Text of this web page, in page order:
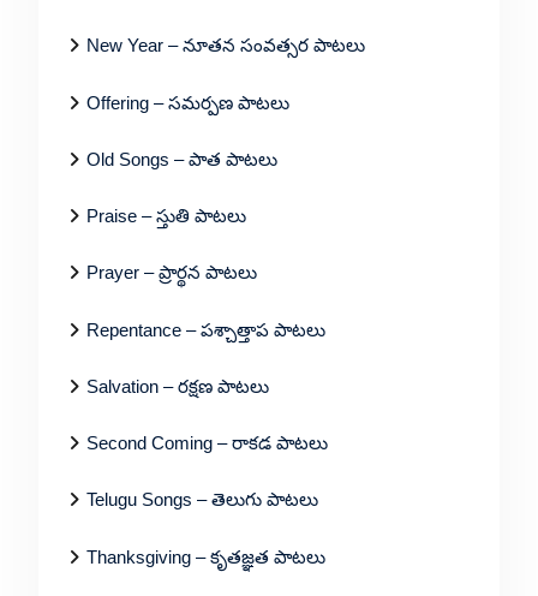
New Year – నూతన సంవత్సర పాటలు
Offering – సమర్పణ పాటలు
Old Songs – పాత పాటలు
Praise – స్తుతి పాటలు
Prayer – ప్రార్థన పాటలు
Repentance – పశ్చాత్తాప పాటలు
Salvation – రక్షణ పాటలు
Second Coming – రాకడ పాటలు
Telugu Songs – తెలుగు పాటలు
Thanksgiving – కృతజ్ఞత పాటలు